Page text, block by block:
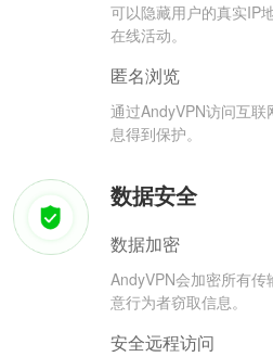
可以隐藏用户的真实IP
在线活动。
匿名浏览
通过AndyVPN访问互
息得到保护。
数据安全
数据加密
AndyVPN会加密所有
意行为者窃取信息。
安全远程访问